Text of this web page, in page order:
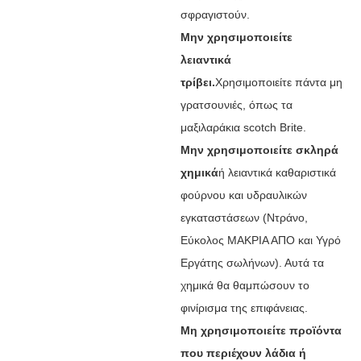
σφραγιστούν.
Μην χρησιμοποιείτε
λειαντικά
τρίβει.Χρησιμοποιείτε πάντα μη
γρατσουνιές, όπως τα
μαξιλαράκια scotch Brite.
Μην χρησιμοποιείτε σκληρά
χημικάή λειαντικά καθαριστικά
φούρνου και υδραυλικών
εγκαταστάσεων (Ντράνο,
Εύκολος ΜΑΚΡΙΑ ΑΠΟ και Υγρό
Εργάτης σωλήνων). Αυτά τα
χημικά θα θαμπώσουν το
φινίρισμα της επιφάνειας.
Μη χρησιμοποιείτε προϊόντα
που περιέχουν λάδια ή